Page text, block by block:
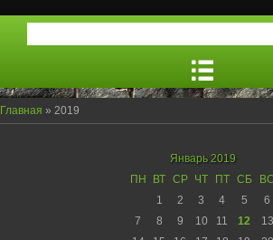
Главная » 2019
Январь 2019
ПН
ВТ СР ЧТ ПТ СБ
ВС
1
2 3 4 5
6
7
8 9 10 11 12
13